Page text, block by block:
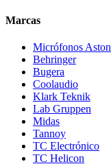
Marcas
Micrófonos Aston
Behringer
Bugera
Coolaudio
Klark Teknik
Lab Gruppen
Midas
Tannoy
TC Electrónico
TC Helicon